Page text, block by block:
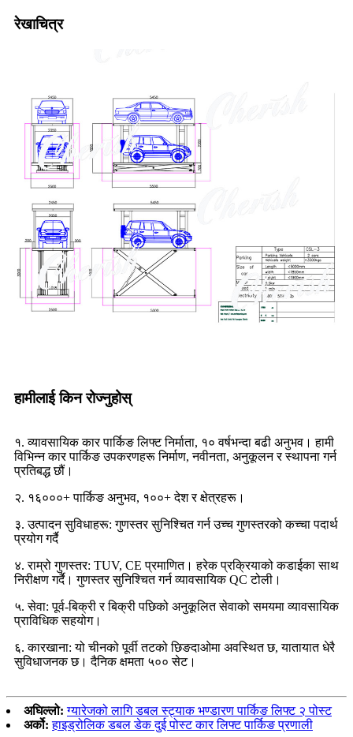
रेखाचित्र
हामीलाई किन रोज्नुहोस्
१. व्यावसायिक कार पार्किङ लिफ्ट निर्माता, १० वर्षभन्दा बढी अनुभव। हामी
विभिन्न कार पार्किङ उपकरणहरू निर्माण, नवीनता, अनुकूलन र स्थापना गर्न
प्रतिबद्ध छौं।
२. १६०००+ पार्किङ अनुभव, १००+ देश र क्षेत्रहरू।
३. उत्पादन सुविधाहरू: गुणस्तर सुनिश्चित गर्न उच्च गुणस्तरको कच्चा पदार्थ
प्रयोग गर्दै
४. राम्रो गुणस्तर: TUV, CE प्रमाणित। हरेक प्रक्रियाको कडाईका साथ
निरीक्षण गर्दै। गुणस्तर सुनिश्चित गर्न व्यावसायिक QC टोली।
५. सेवा: पूर्व-बिक्री र बिक्री पछिको अनुकूलित सेवाको समयमा व्यावसायिक
प्राविधिक सहयोग।
६. कारखाना: यो चीनको पूर्वी तटको छिङदाओमा अवस्थित छ, यातायात धेरै
सुविधाजनक छ। दैनिक क्षमता ५०० सेट।
अघिल्लो: ग्यारेजको लागि डबल स्ट्याक भण्डारण पार्किङ लिफ्ट २ पोस्ट
अर्को: हाइड्रोलिक डबल डेक दुई पोस्ट कार लिफ्ट पार्किङ प्रणाली